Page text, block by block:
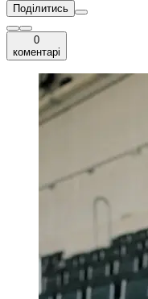
Поділитись
0
коментарі